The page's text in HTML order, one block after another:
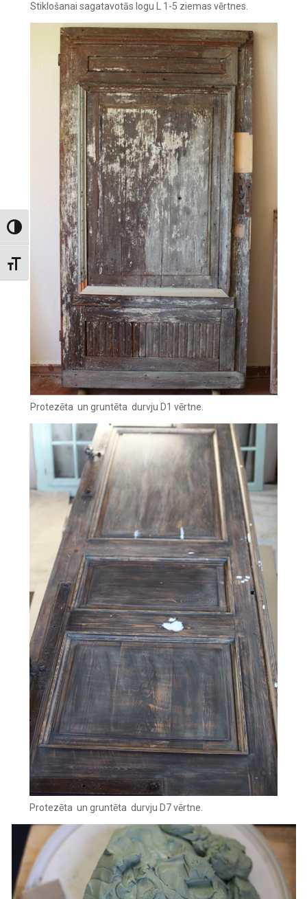
Toggle High Contrast
Toggle Font size
Stiklošanai sagatavotās logu L 1-5 ziemas vērtnes. ‍
Protezēta un gruntēta durvju D1 vērtne. ‍
Protezēta un gruntēta durvju D7 vērtne.‍